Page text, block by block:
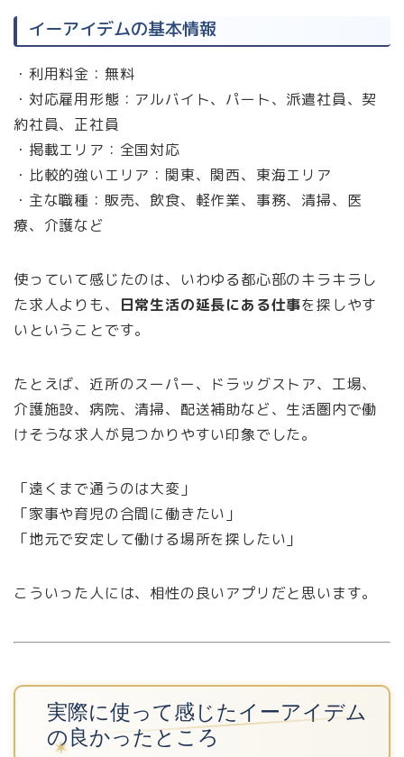
イーアイデムの基本情報
・利用料金：無料
・対応雇用形態：アルバイト、パート、派遣社員、契
約社員、正社員
・掲載エリア：全国対応
・比較的強いエリア：関東、関西、東海エリア
・主な職種：販売、飲食、軽作業、事務、清掃、医
療、介護など
使っていて感じたのは、いわゆる都心部のキラキラし
た求人よりも、
日常生活の延長にある仕事を探しやす
いということです。
たとえば、近所のスーパー、ドラッグストア、工場、
介護施設、病院、清掃、配送補助など、生活圏内で働
けそうな求人が見つかりやすい印象でした。
「遠くまで通うのは大変」
「家事や育児の合間に働きたい」
「地元で安定して働ける場所を探したい」
こういった人には、相性の良いアプリだと思います。
実際に使って感じたイーアイデム
の良かったところ